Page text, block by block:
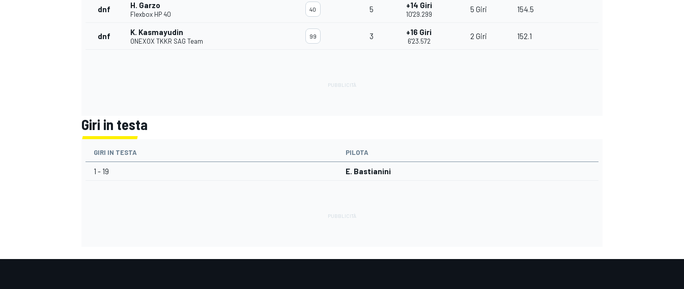
ENDURANCE/GT
dnf H. Garzo
Flexbox HP 40
40 5 +14 Giri
10'29.299
5 Giri 154.5
dnf K. Kasmayudin
ONEXOX TKKR SAG Team
99 3 +16 Giri
6'23.572
2 Giri 152.1
Giri in testa
GIRI IN TESTA PILOTA
1 - 19 E. Bastianini